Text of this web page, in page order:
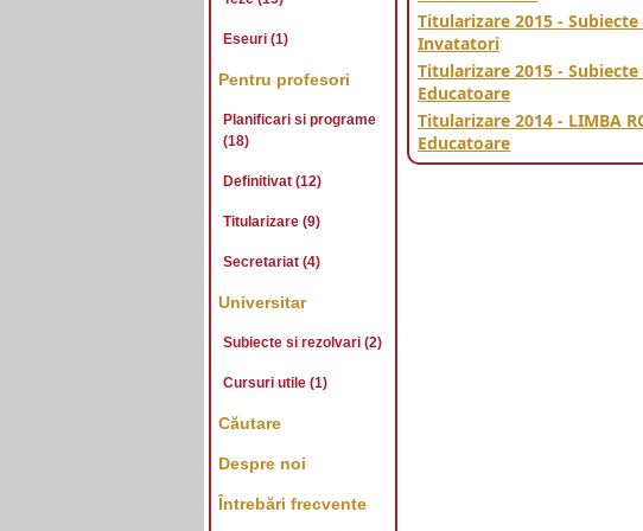
Titularizare 2015 -
Invatatori
Titularizare 2015 -
Educatoare
Titularizare 2014 - LIMBA
Educatoare
Eseuri (1)
Pentru profesori
Planificari si programe
(18)
Definitivat (12)
Titularizare (9)
Secretariat (4)
Universitar
Subiecte si rezolvari (2)
Cursuri utile (1)
Căutare
Despre noi
Întrebări frecvente